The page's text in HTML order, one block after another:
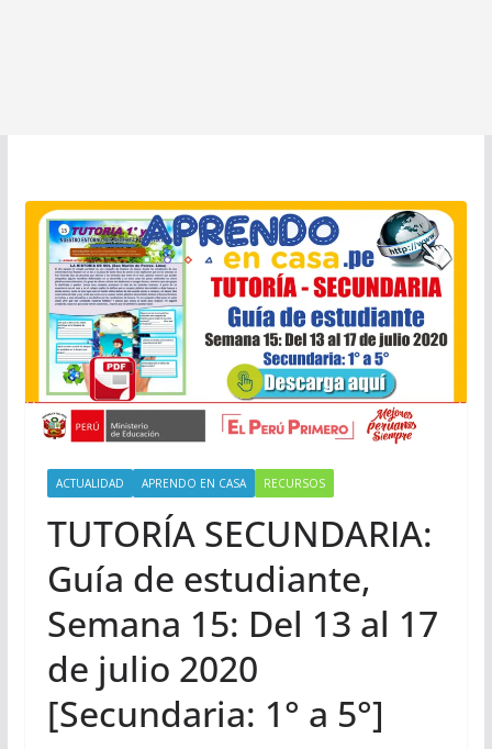
ACTUALIDAD APRENDO EN CASA RECURSOS
TUTORÍA SECUNDARIA:
Guía de estudiante,
Semana 15: Del 13 al 17
de julio 2020
[Secundaria: 1° a 5°]